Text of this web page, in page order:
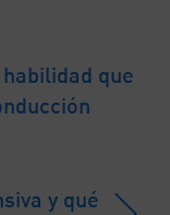
que
y qué